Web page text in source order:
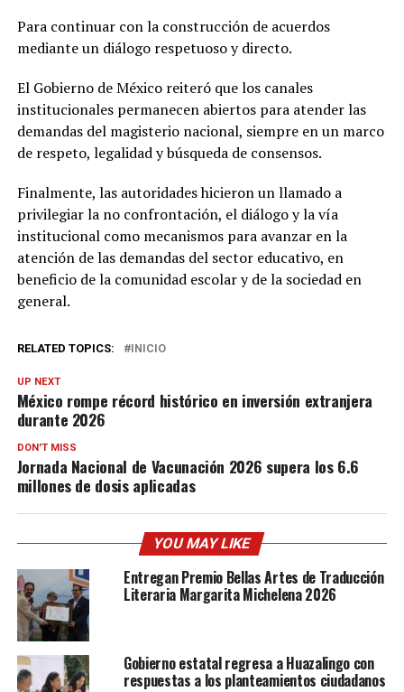
Para continuar con la construcción de acuerdos
mediante un diálogo respetuoso y directo.
El Gobierno de México reiteró que los canales
institucionales permanecen abiertos para atender las
demandas del magisterio nacional, siempre en un marco
de respeto, legalidad y búsqueda de consensos.
Finalmente, las autoridades hicieron un llamado a
privilegiar la no confrontación, el diálogo y la vía
institucional como mecanismos para avanzar en la
atención de las demandas del sector educativo, en
beneficio de la comunidad escolar y de la sociedad en
general.
RELATED TOPICS: INICIO
UP NEXT
México rompe récord histórico en inversión extranjera
durante 2026
DON'T MISS
Jornada Nacional de Vacunación 2026 supera los 6.6
millones de dosis aplicadas
YOU MAY LIKE
Entregan Premio Bellas Artes de Traducción
Literaria Margarita Michelena 2026
Gobierno estatal regresa a Huazalingo con
respuestas a los planteamientos ciudadanos